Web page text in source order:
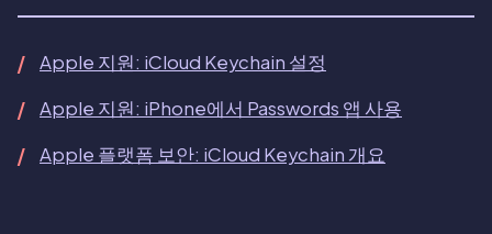
Apple 지원: iCloud Keychain 설정
Apple 지원: iPhone에서 Passwords 앱 사용
Apple 플랫폼 보안: iCloud Keychain 개요